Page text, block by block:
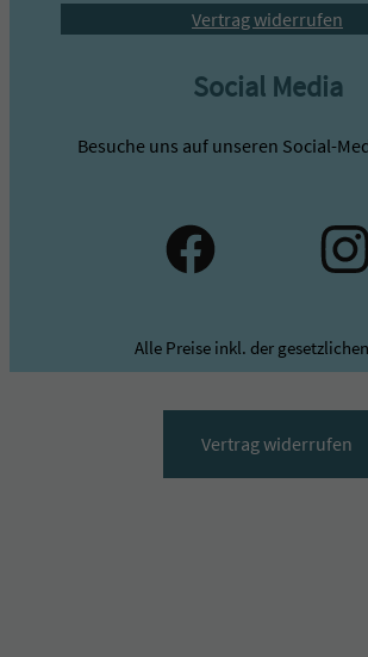
Vertrag widerrufen
Social Media
Besuche uns auf unseren Social-
Alle Preise inkl. der
Vertrag widerrufen